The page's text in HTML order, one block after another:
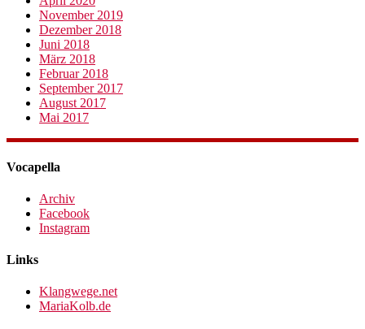
November 2019
Dezember 2018
Juni 2018
März 2018
Februar 2018
September 2017
August 2017
Mai 2017
Vocapella
Archiv
Facebook
Instagram
Links
Klangwege.net
MariaKolb.de